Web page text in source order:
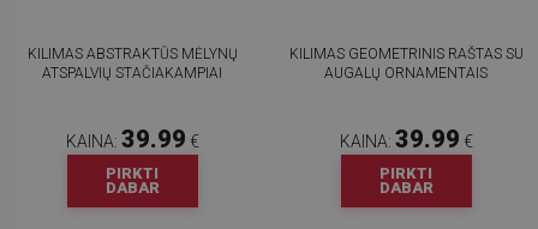
KILIMAS ABSTRAKTŪS MĖLYNŲ
ATSPALVIŲ STAČIAKAMPIAI
KAINA: 39.99 €
PIRKTI
DABAR
KILIMAS GEOMETRINIS RAŠTAS SU
AUGALŲ ORNAMENTAIS
KAINA: 39.99 €
PIRKTI
DABAR